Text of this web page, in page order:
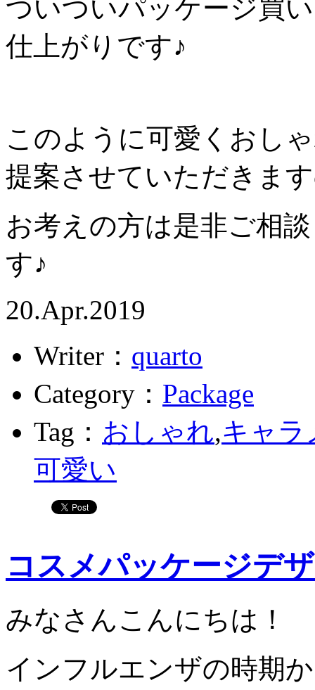
ついついパッケージ買
仕上がりです♪
このように可愛くおし
提案させていただきま
お考えの方は是非ご相
す♪
20.Apr.2019
Writer： quarto
Category： Package
Tag： おしゃれ,キャラ
可愛い
コスメパッケージデ
みなさんこんにちは！
インフルエンザの時期